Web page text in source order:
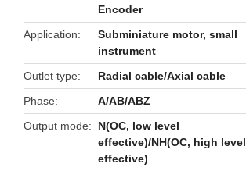
Encoder
Application
Subminiature motor, small
instrument
Outlet type
Radial cable/Axial cable
Phase
A/AB/ABZ
Output mode
N(OC, low level
effective)/NH(OC, high level
effective)